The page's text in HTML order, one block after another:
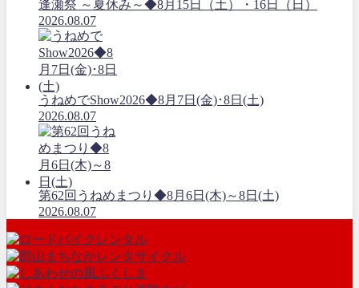
逢瀬祭 ～夏休み～◆8月15日（土）・16日（日）
2026.08.07
うねめでShow2026◆8月7日(金)･8日(土)
2026.08.07
第62回うねめまつり◆8月6日(木)～8日(土)
2026.08.07